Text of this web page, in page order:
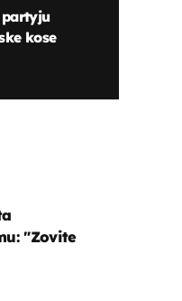
kose
"Zovite